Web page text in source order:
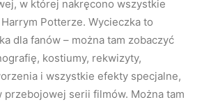
w której nakręcono wszystkie
Potterze. Wycieczka to
dla fanów – można tam zobaczyć
kostiumy, rekwizyty,
i wszystkie efekty specjalne,
przebojowej serii filmów. Można tam